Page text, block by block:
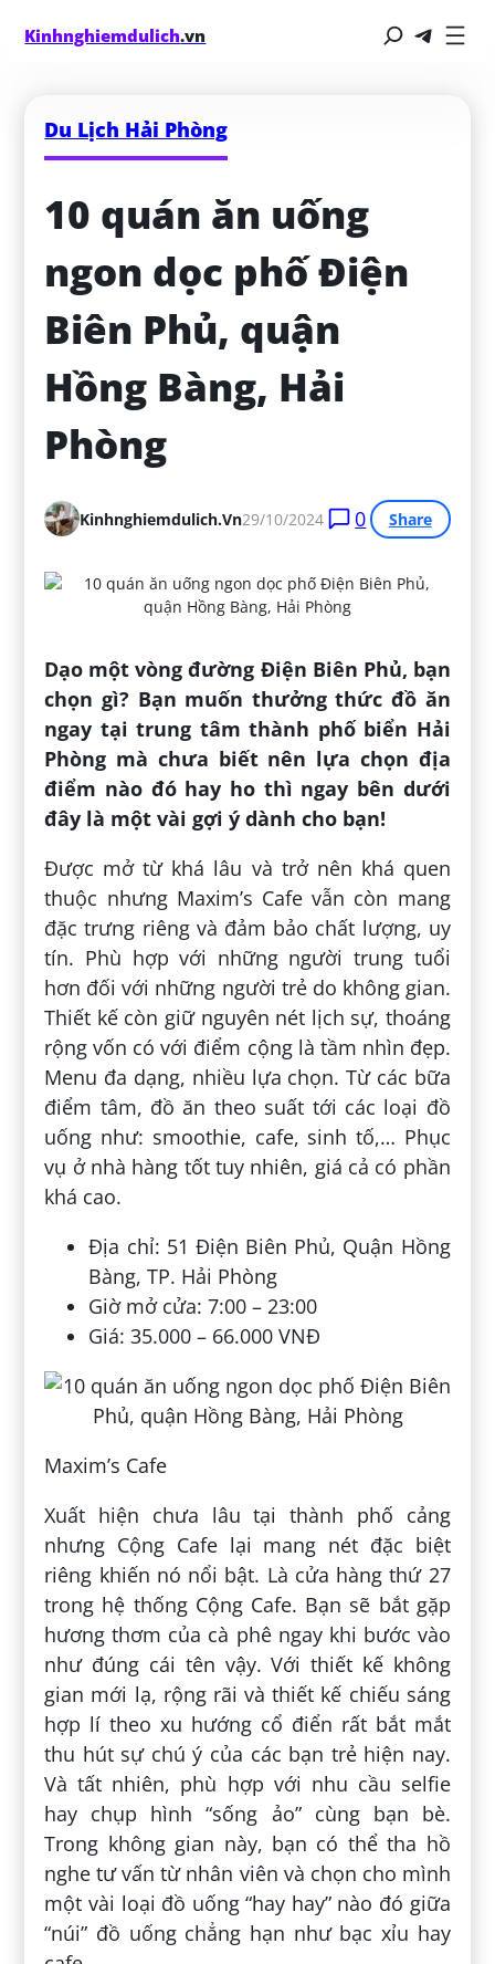
Kinhnghiemdulich.vn
Du Lịch Hải Phòng
10 quán ăn uống
ngon dọc phố Điện
Biên Phủ, quận
Hồng Bàng, Hải
Phòng
Kinhnghiemdulich.vn29/10/2024 0 Share
Dạo một vòng đường Điện Biên Phủ, bạn
chọn gì? Bạn muốn thưởng thức đồ ăn
ngay tại trung tâm thành phố biển Hải
Phòng mà chưa biết nên lựa chọn địa
điểm nào đó hay ho thì ngay bên dưới
đây là một vài gợi ý dành cho bạn!
Được mở từ khá lâu và trở nên khá quen
thuộc nhưng Maxim’s Cafe vẫn còn mang
đặc trưng riêng và đảm bảo chất lượng, uy
tín. Phù hợp với những người trung tuổi
hơn đối với những người trẻ do không gian.
Thiết kế còn giữ nguyên nét lịch sự, thoáng
rộng vốn có với điểm cộng là tầm nhìn đẹp.
Menu đa dạng, nhiều lựa chọn. Từ các bữa
điểm tâm, đồ ăn theo suất tới các loại đồ
uống như: smoothie, cafe, sinh tố,… Phục
vụ ở nhà hàng tốt tuy nhiên, giá cả có phần
khá cao.
Địa chỉ: 51 Điện Biên Phủ, Quận Hồng
Bàng, TP. Hải Phòng
Giờ mở cửa: 7:00 – 23:00
Giá: 35.000 – 66.000 VNĐ
Maxim’s Cafe
Xuất hiện chưa lâu tại thành phố cảng
nhưng Cộng Cafe lại mang nét đặc biệt
riêng khiến nó nổi bật. Là cửa hàng thứ 27
trong hệ thống Cộng Cafe. Bạn sẽ bắt gặp
hương thơm của cà phê ngay khi bước vào
như đúng cái tên vậy. Với thiết kế không
gian mới lạ, rộng rãi và thiết kế chiếu sáng
hợp lí theo xu hướng cổ điển rất bắt mắt
thu hút sự chú ý của các bạn trẻ hiện nay.
Và tất nhiên, phù hợp với nhu cầu selfie
hay chụp hình “sống ảo” cùng bạn bè.
Trong không gian này, bạn có thể tha hồ
nghe tư vấn từ nhân viên và chọn cho mình
một vài loại đồ uống “hay hay” nào đó giữa
“núi” đồ uống chẳng hạn như bạc xỉu hay